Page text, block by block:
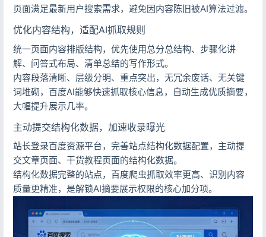
页面满足最新用户搜索需求，避免因内容陈旧被AI算法过滤。
优化内容结构，适配AI抓取规则
统一页面内容排版结构，优先使用总分总结构、步骤化讲
解、问答式布局、清单总结的写作形式。
内容段落清晰、层级分明、重点突出，无冗余废话、无关键
词堆砌，百度AI能够快速抓取核心信息，自动生成优质摘要，
大幅提升展示几率。
主动提交结构化数据，加速收录曝光
站长登录百度资源平台，完善站点结构化数据配置，主动提
交文章页面、干货教程页面的结构化数据。
结构化数据完整的站点，百度爬虫抓取效率更高、识别内容
质量更精准，是解锁AI摘要展示权限的核心加分项。
登录
用户协议 隐私政策